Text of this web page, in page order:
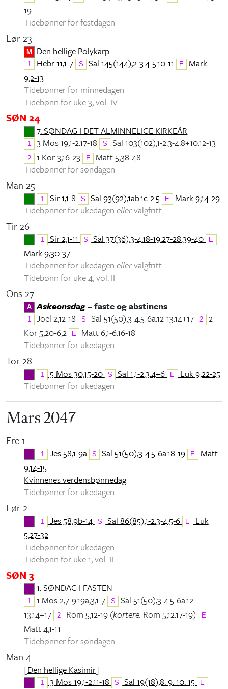
19
Tidebønner for festdagen
Lør 23
M Den hellige Polykarp
1 Hebr 11,1-7 S Sal 145(144),2-3.4-5.10-11 E
Mark
9,2-13
Tidebønner for minnedagen
Tidebønn for uke 3, vol. IV
SØN 24
7. SØNDAG I DET ALMINNELIGE KIRKEÅR
1 3 Mos 19,1-2.17-18 S Sal 103(102),1-2.3-4.8+10.12-13
2 1 Kor 3,16-23 E Matt 5,38-48
Tidebønner for søndagen
Man 25
1 Sir 1,1-8 S Sal 93(92),1ab.1c-2.5 E Mark 9,14-29
Tidebønner for ukedagen ellervalgfritt
Tir 26
1 Sir 2,1-11 S Sal 37(36),3-4.18-19.27-28.39-40 E
Mark 9,30-37
Tidebønner for ukedagen ellervalgfritt
Tidebønn for uke 4, vol. II
Ons 27
A Askeonsdag– faste og abstinens
1 Joel 2,12-18 S Sal 51(50),3-4.5-6a.12-13.14+17 2
2
Kor 5,20-6,2
E
Matt 6,1-6.16-18
Tidebønner for ukedagen
Tor 28
1 5 Mos 30,15-20 S Sal 1,1-2.3.4+6 E Luk 9,22-25
Tidebønner for ukedagen
Mars 2047
Fre 1
1 Jes 58,1-9a S Sal 51(50),3-4.5-6a.18-19 E
Matt
9,14-15
Kvinnenes verdensbønnedag
Tidebønner for ukedagen
Lør 2
1 Jes 58,9b-14 S Sal 86(85),1-2.3-4.5-6 E
Luk
5,27-32
Tidebønner for ukedagen
Tidebønn for uke 1, vol. II
SØN 3
1. SØNDAG I FASTEN
1 1 Mos 2,7-9.19a;3,1-7 S
Sal 51(50),3-4.5-6a.12-
13.14+17
2 Rom 5,12-19 (kortere: Rom 5,12.17-19) E
Matt 4,1-11
Tidebønner for søndagen
Man 4
[Den hellige Kasimir]
1 3 Mos 19,1-2.11-18 S Sal 19(18),8. 9. 10. 15 E